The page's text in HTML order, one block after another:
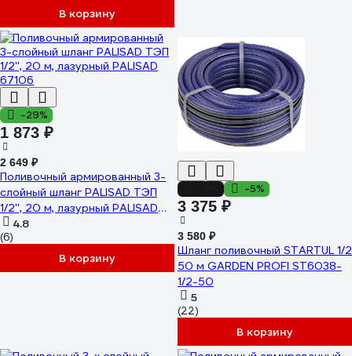
В корзину
-29%
1 873 ₽
2 649 ₽
Поливочный армированный 3-
слойный шланг PALISAD ТЭП
1/2'', 20 м, лазурный PALISAD
67106
4.8
(6)
В корзину
-5%
3 375 ₽
3 580 ₽
Шланг поливочный STARTUL 1/2
50 м GARDEN PROFI ST6038-
1/2-50
5
(22)
В корзину